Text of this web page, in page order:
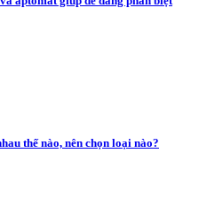
thế nào, nên chọn loại nào?